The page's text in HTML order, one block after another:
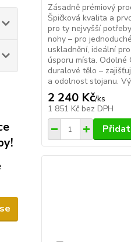
Zásadně prémiový
Špičková kvalita a
pro ty nejvyšší
nohy – pro
uskladnění, ideální
úsporu místa. Odolné
duralové tělo –
a odolnost stojanu.
2 240 Kč/ks
1 851 Kč bez DPH